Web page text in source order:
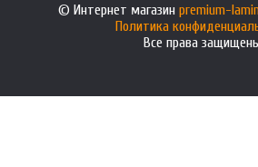
Интернет магазин premium-
Политика
Все права